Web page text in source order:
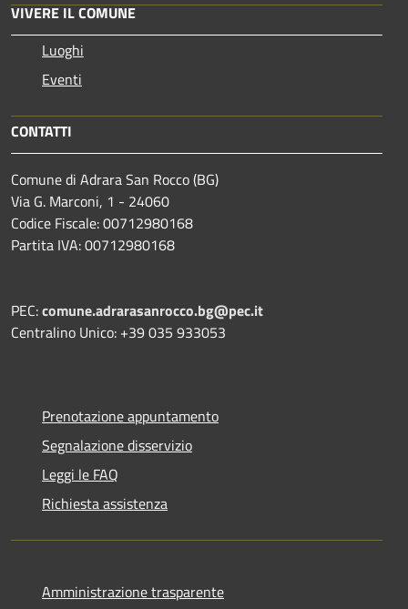
VIVERE IL COMUNE
Luoghi
Eventi
CONTATTI
Comune di Adrara San Rocco (BG)
Via G. Marconi, 1 - 24060
Codice Fiscale: 00712980168
Partita IVA: 00712980168
PEC:comune.adrarasanrocco.bg@pec.it
Centralino Unico: +39 035 933053
Prenotazione appuntamento
Segnalazione disservizio
Leggi le FAQ
Richiesta assistenza
Amministrazione trasparente